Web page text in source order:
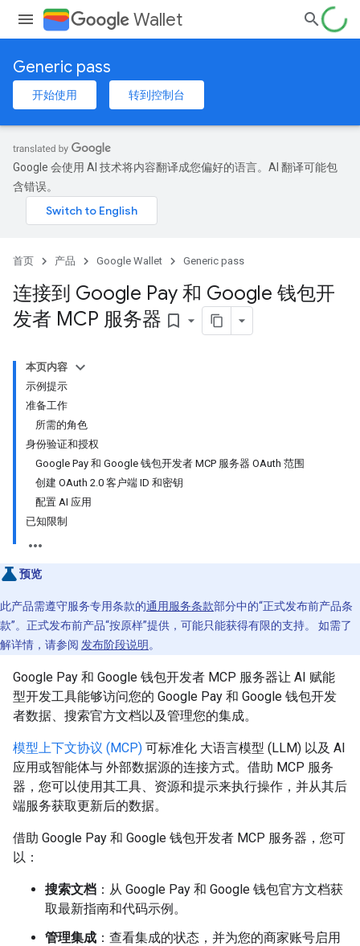
Wallet
Generic pass
开始使用 转到控制台
Google 会使用 AI 技术将内容翻译成您偏好的语言。AI 翻译可能包
含错误。
首页 产品 Google Wallet Generic pass
连接到 Google Pay 和 Google 钱包开
发者 MCP 服务器 bookmark_border
本页内容
示例提示
准备工作
所需的角色
身份验证和授权
Google Pay 和 Google 钱包开发者 MCP 服务器 OAuth 范围
创建 OAuth 2.0 客户端 ID 和密钥
配置 AI 应用
已知限制
预览
此产品需遵守服务专用条款的通用服务条款部分中的“正式发布前产品条
款”。正式发布前产品“按原样”提供，可能只能获得有限的支持。 如需了
解详情，请参阅 发布阶段说明 。
Google Pay 和 Google 钱包开发者 MCP 服务器让 AI 赋能
型开发工具能够访问您的 Google Pay 和 Google 钱包开发
者数据、搜索官方文档以及管理您的集成。
模型上下文协议 (MCP) 可标准化 大语言模型 (LLM) 以及 AI
应用或智能体与 外部数据源的连接方式。借助 MCP 服务
器，您可以使用其工具、资源和提示来执行操作，并从其后
端服务获取更新后的数据。
借助 Google Pay 和 Google 钱包开发者 MCP 服务器，您可
以：
搜索文档 ：从 Google Pay 和 Google 钱包官方文档获
取最新指南和代码示例。
管理集成 ：查看集成的状态，并为您的商家账号启用